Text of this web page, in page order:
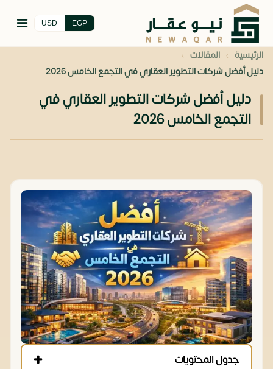
EGP
USD
الرئيسية › المقالات ›
دليل أفضل شركات التطوير العقاري في التجمع الخامس 2026
دليل أفضل شركات التطوير العقاري في
التجمع الخامس 2026
جدول المحتويات